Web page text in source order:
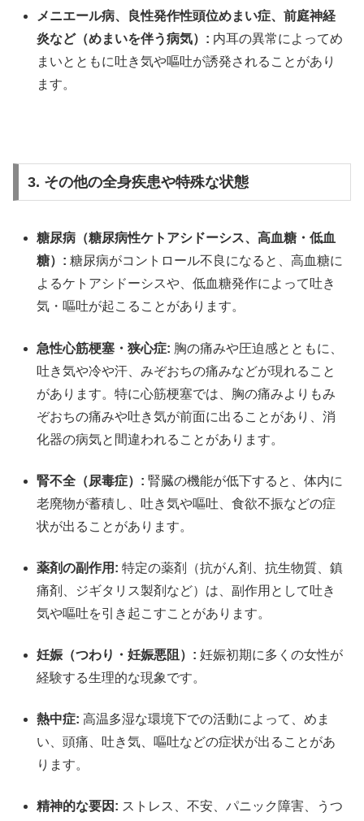
メニエール病、良性発作性頭位めまい症、前庭神経
炎など（めまいを伴う病気）: 内耳の異常によってめ
まいとともに吐き気や嘔吐が誘発されることがあり
ます。
3. その他の全身疾患や特殊な状態
糖尿病（糖尿病性ケトアシドーシス、高血糖・低血
糖）: 糖尿病がコントロール不良になると、高血糖に
よるケトアシドーシスや、低血糖発作によって吐き
気・嘔吐が起こることがあります。
急性心筋梗塞・狭心症: 胸の痛みや圧迫感とともに、
吐き気や冷や汗、みぞおちの痛みなどが現れること
があります。特に心筋梗塞では、胸の痛みよりもみ
ぞおちの痛みや吐き気が前面に出ることがあり、消
化器の病気と間違われることがあります。
腎不全（尿毒症）: 腎臓の機能が低下すると、体内に
老廃物が蓄積し、吐き気や嘔吐、食欲不振などの症
状が出ることがあります。
薬剤の副作用: 特定の薬剤（抗がん剤、抗生物質、鎮
痛剤、ジギタリス製剤など）は、副作用として吐き
気や嘔吐を引き起こすことがあります。
妊娠（つわり・妊娠悪阻）: 妊娠初期に多くの女性が
経験する生理的な現象です。
熱中症: 高温多湿な環境下での活動によって、めま
い、頭痛、吐き気、嘔吐などの症状が出ることがあ
ります。
精神的な要因: ストレス、不安、パニック障害、うつ